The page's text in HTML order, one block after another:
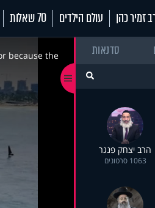
זמיר כהן עולם הילדים 70 שאלות
סדנאות
הרב יצחק פנגר
1063 סרטונים
because the